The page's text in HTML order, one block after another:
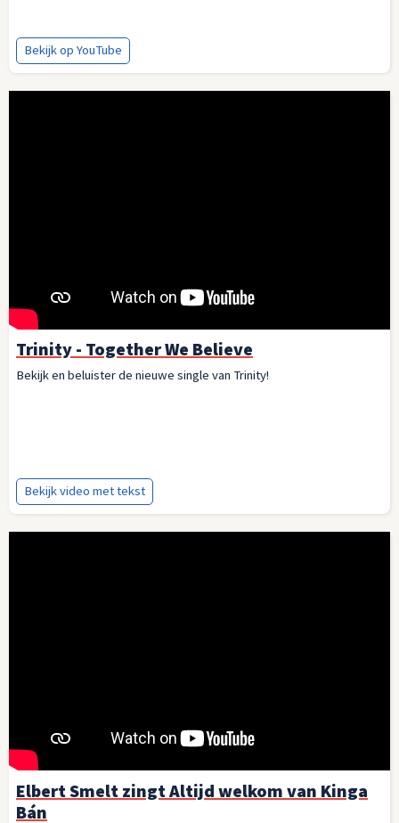
Bekijk op YouTube
Trinity - Together We Believe
Bekijk en beluister de nieuwe single van Trinity!
Bekijk video met tekst
Elbert Smelt zingt Altijd welkom van Kinga
Bán